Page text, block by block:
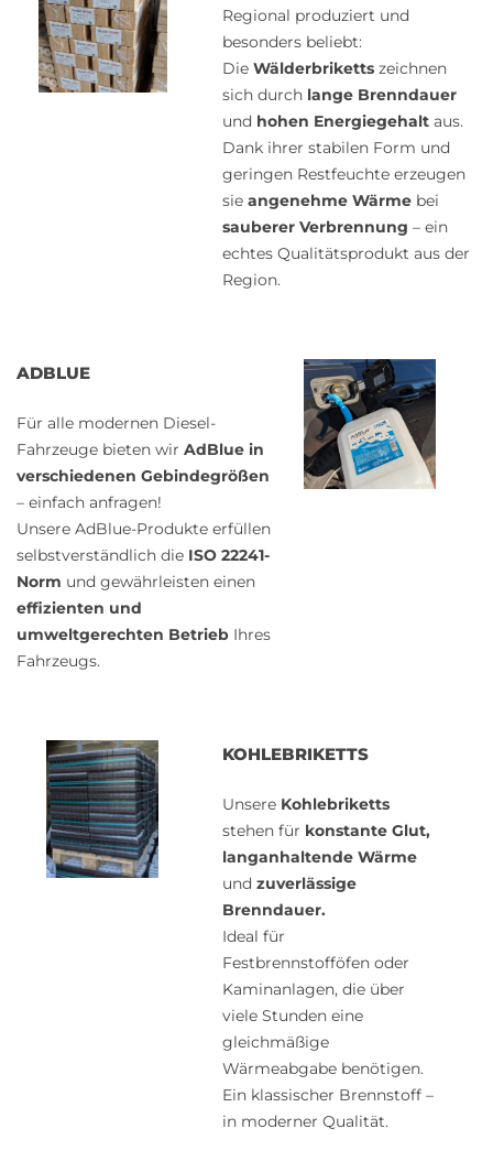
Regional produziert und
besonders beliebt:
Die Wälderbrikettszeichnen
sich durch lange Brenndauer
und hohen Energiegehaltaus.
Dank ihrer stabilen Form und
geringen Restfeuchte erzeugen
sie angenehme Wärmebei
sauberer Verbrennung – ein
echtes Qualitätsprodukt aus der
Region.
ADBLUE
Für alle modernen Diesel-
Fahrzeuge bieten wir AdBlue in
verschiedenen Gebindegrößen
– einfach anfragen!
Unsere AdBlue-Produkte erfüllen
selbstverständlich die ISO 22241-
Norm und gewährleisten einen
effizienten und
umweltgerechten Betrieb Ihres
Fahrzeugs.
KOHLEBRIKETTS
Unsere Kohlebriketts
stehen für konstante Glut,
langanhaltende Wärme
und zuverlässige
Brenndauer.
Ideal für
Festbrennstofföfen oder
Kaminanlagen, die über
viele Stunden eine
gleichmäßige
Wärmeabgabe benötigen.
Ein klassischer Brennstoff –
in moderner Qualität.